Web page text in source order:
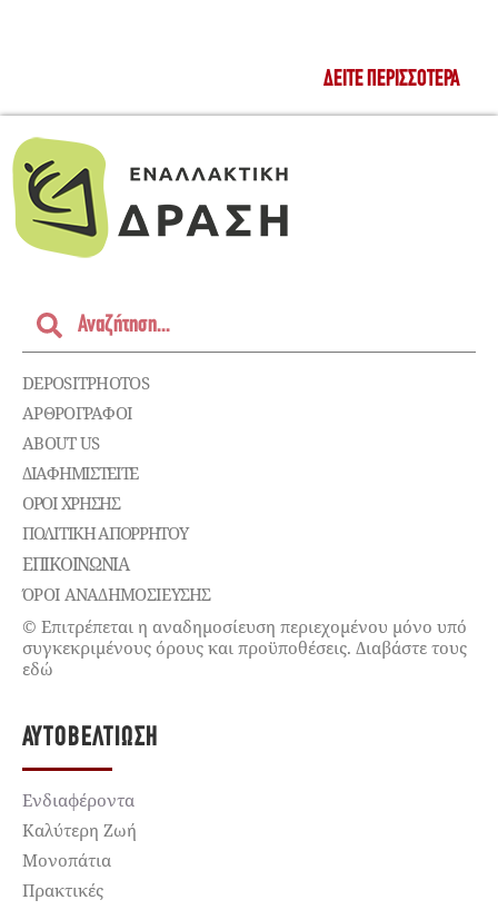
ΔΕΊΤΕ ΠΕΡΙΣΣΌΤΕΡΑ
DEPOSITPHOTOS
ΑΡΘΡΟΓΡΑΦΟΙ
ABOUT US
ΔΙΑΦΗΜΙΣΤΕΊΤΕ
ΌΡΟΙ ΧΡΉΣΗΣ
ΠΟΛΙΤΙΚΉ ΑΠΟΡΡΉΤΟΥ
ΕΠΙΚΟΙΝΩΝΊΑ
ΌΡΟΙ ΑΝΑΔΗΜΟΣΙΕΥΣΗΣ
© Επιτρέπεται η αναδημοσίευση περιεχομένου μόνο υπό
συγκεκριμένους όρους και προϋποθέσεις. Διαβάστε τους
εδώ
ΑΥΤΟΒΕΛΤΊΩΣΗ
Ενδιαφέροντα
Καλύτερη Ζωή
Μονοπάτια
Πρακτικές